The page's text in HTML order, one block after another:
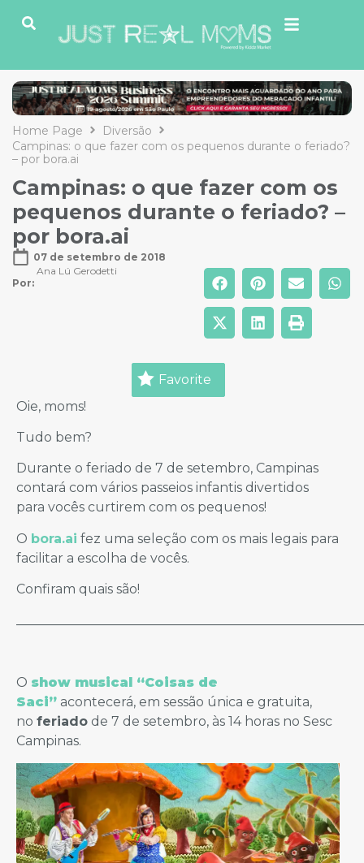
Home Page
Diversão
Campinas: o que fazer com os pequenos durante o feriado?
– por bora.ai
Campinas: o que fazer com os
pequenos durante o feriado? –
por bora.ai
07 de setembro de 2018
Por:
Ana Lú Gerodetti
Favorite
Oie, moms!
Tudo bem?
Durante o feriado de 7 de setembro, Campinas
contará com vários passeios infantis divertidos
para vocês curtirem com os pequenos!
O bora.ai fez uma seleção com os mais legais para
facilitar a escolha de vocês.
Confiram quais são!
O show musical “Coisas de
Saci” acontecerá, em sessão única e gratuita,
no feriado de 7 de setembro, às 14 horas no Sesc
Campinas.